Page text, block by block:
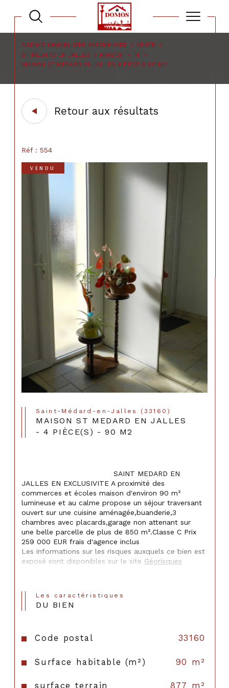
AGENCE IMMOBILIÈRE PAREMPUYRE
VENTE
ST MEDARD EN JALLES
MAISON
T4
MAISON ST MEDARD EN JALLES 4 PIECE S 90 M2
Retour aux résultats
Réf : 554
VENDU
Saint-Médard-en-Jalles (33160)
MAISON ST MEDARD EN JALLES
- 4 PIÈCE(S) - 90 M2
JALLES EN EXCLUSIVITE A proximité des
commerces et écoles maison d'environ 90 m²
lumineuse et au calme propose un séjour traversant
ouvert sur une cuisine aménagée,buanderie,3
chambres avec placards,garage non attenant sur
une belle parcelle de plus de 850 m².Classe C Prix
259 000 EUR frais d'agence inclus
Les informations sur les risques auxquels ce bien est
exposé sont disponibles sur le site Géorisques
Les caractéristiques
DU BIEN
Code postal 33160
Surface habitable (m²) 90 m²
surface terrain 877 m²